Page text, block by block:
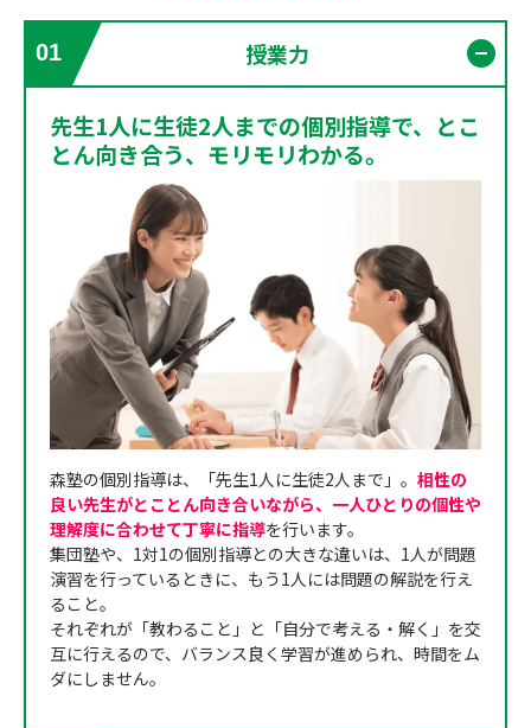
01 授業力
先生1人に生徒2人までの個別指導で、とこ
とん向き合う、モリモリわかる。
森塾の個別指導は、「先生1人に生徒2人まで」。 相性の
良い先生がとことん向き合いながら、一人ひとりの個性や
理解度に合わせて丁寧に指導を行います。
集団塾や、1対1の個別指導との大きな違いは、1人が問題
演習を行っているときに、もう1人には問題の解説を行え
ること。
それぞれが「教わること」と「自分で考える・解く」を交
互に行えるので、バランス良く学習が進められ、時間をム
ダにしません。